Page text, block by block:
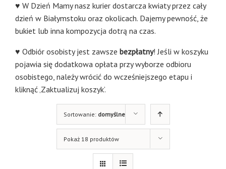
♥ W Dzień Mamy nasz kurier dostarcza kwiaty przez cały
dzień w Białymstoku oraz okolicach. Dajemy pewność, że
bukiet lub inna kompozycja dotrą na czas.
♥ Odbiór osobisty jest zawsze bezpłatny! Jeśli w koszyku
pojawia się dodatkowa opłata przy wyborze odbioru
osobistego, należy wrócić do wcześniejszego etapu i
kliknąć ‚Zaktualizuj koszyk’.
Sortowanie: domyślne
Pokaż 18 produktów